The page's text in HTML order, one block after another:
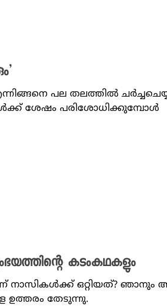
പല തലത്തില്‍
ശേഷം പരിശോധിക്കുമ്പോള്‍
കടംകഥകളും
ഒറ്റിയത്? ഞാനും
ഉത്തരം തേടുന്നു.